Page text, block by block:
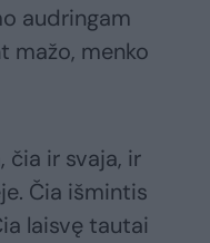
audringam
mažo, menko
čia ir svaja, ir
Čia išmintis
laisvę tautai